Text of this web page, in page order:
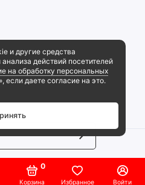
Корзина
0
Избранное Войти
и другие средства
действий посетителей
на обработку персональных
если даете согласие на это.